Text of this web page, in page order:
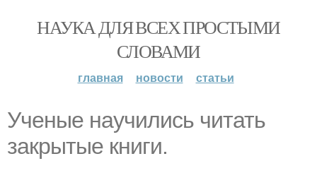
НАУКА ДЛЯ ВСЕХ ПРОСТЫМИ
СЛОВАМИ
главная новости статьи
Ученые научились читать
закрытые книги.